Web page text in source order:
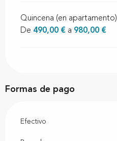
Quincena (en apartamento)
De 490,00 € a 980,00 €
Formas de pago
Efectivo